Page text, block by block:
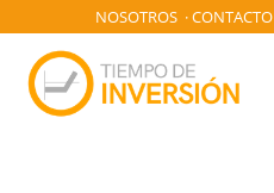
NOSOTROS ·CONTACTO